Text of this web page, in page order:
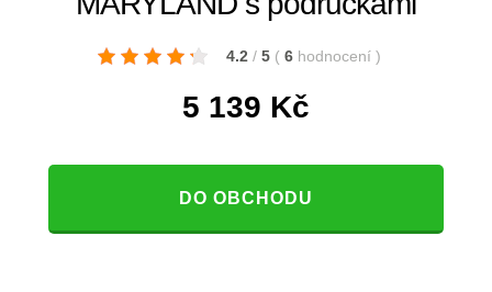
4.2 / 5 ( 6 hodnocení )
5 139 Kč
DO OBCHODU